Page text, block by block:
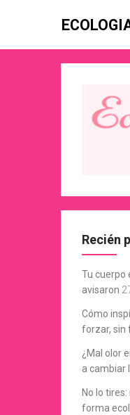
Recién
Tu cuerpo
avisaron
Cómo
forzar, sin
¿Mal olor
a cambiar
No lo
forma